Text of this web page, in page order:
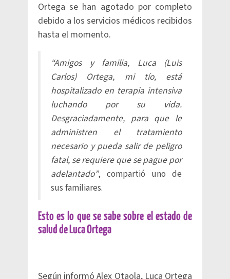
Ortega se han agotado por completo
debido a los servicios médicos recibidos
hasta el momento.
“Amigos y familia, Luca (Luis
Carlos) Ortega, mi tío, está
hospitalizado en terapia intensiva
luchando por su vida.
Desgraciadamente, para que le
administren el tratamiento
necesario y pueda salir de peligro
fatal, se requiere que se pague por
adelantado”, compartió uno de
sus familiares.
Esto es lo que se sabe sobre el estado de
salud de Luca Ortega
Según informó Alex Otaola, Luca Ortega